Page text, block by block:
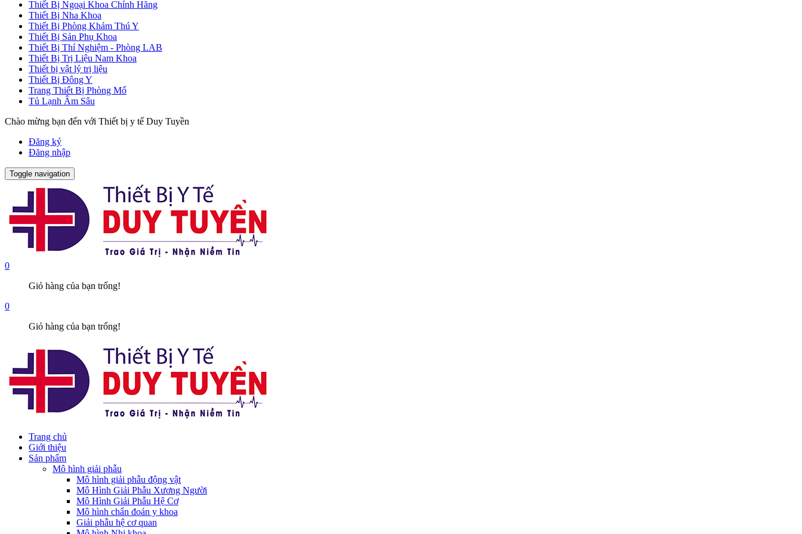
Thiết Bị Ngoại Khoa Chính Hãng
Thiết Bị Nha Khoa
Thiết Bị Phòng Khám Thú Y
Thiết Bị Sản Phụ Khoa
Thiết Bị Thí Nghiệm - Phòng LAB
Thiết Bị Trị Liệu Nam Khoa
Thiết bị vật lý trị liệu
Thiết Bị Đông Y
Trang Thiết Bị Phòng Mổ
Tủ Lạnh Âm Sâu
Chào mừng bạn đến với Thiết bị y tế Duy Tuyền
Đăng ký
Đăng nhập
Toggle navigation
0
Giỏ hàng của bạn trống!
0
Giỏ hàng của bạn trống!
Trang chủ
Giới thiệu
Sản phẩm
Mô hình giải phẫu
Mô hình giải phẫu động vật
Mô Hình Giải Phẫu Xương Người
Mô Hình Giải Phẫu Hệ Cơ
Mô hình chẩn đoán y khoa
Giải phẫu hệ cơ quan